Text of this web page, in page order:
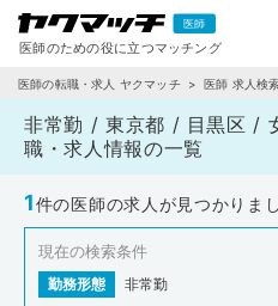
医師の転職・求人 ヤクマッチ 医師 求人検
女性におすすめ
非常勤 / 東京都 / 目黒区 /
職・求人情報の一覧
1件の医師の求人が見つかりま
現在の検索条件
勤務形態 非常勤